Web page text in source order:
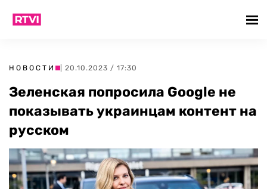
НОВОСТИ | 20.10.2023 / 17:30
Зеленская попросила Google не
показывать украинцам контент на
русском